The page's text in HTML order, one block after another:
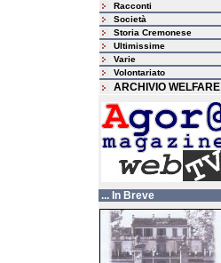
Racconti
Società
Storia Cremonese
Ultimissime
Varie
Volontariato
ARCHIVIO WELFARE
... In Breve